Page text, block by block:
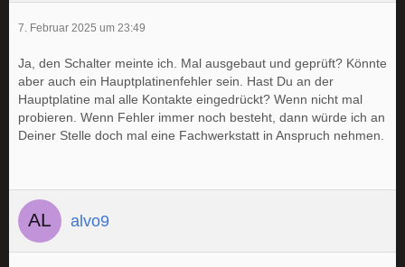
7. Februar 2025 um 23:49
Ja, den Schalter meinte ich. Mal ausgebaut und geprüft? Könnte
aber auch ein Hauptplatinenfehler sein. Hast Du an der
Hauptplatine mal alle Kontakte eingedrückt? Wenn nicht mal
probieren. Wenn Fehler immer noch besteht, dann würde ich an
Deiner Stelle doch mal eine Fachwerkstatt in Anspruch nehmen.
alvo9